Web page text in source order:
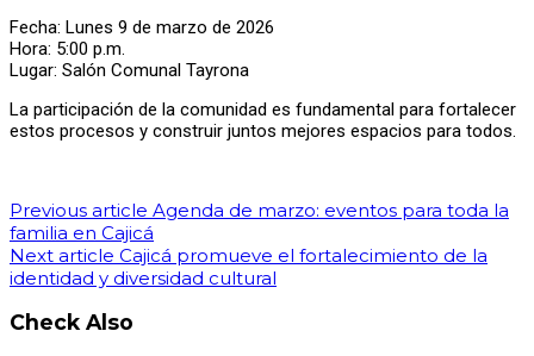
Fecha: Lunes 9 de marzo de 2026
Hora: 5:00 p.m.
Lugar: Salón Comunal Tayrona
La participación de la comunidad es fundamental para fortalecer
estos procesos y construir juntos mejores espacios para todos.
Previous article Agenda de marzo: eventos para toda la
familia en Cajicá
Next article Cajicá promueve el fortalecimiento de la
identidad y diversidad cultural
Check Also